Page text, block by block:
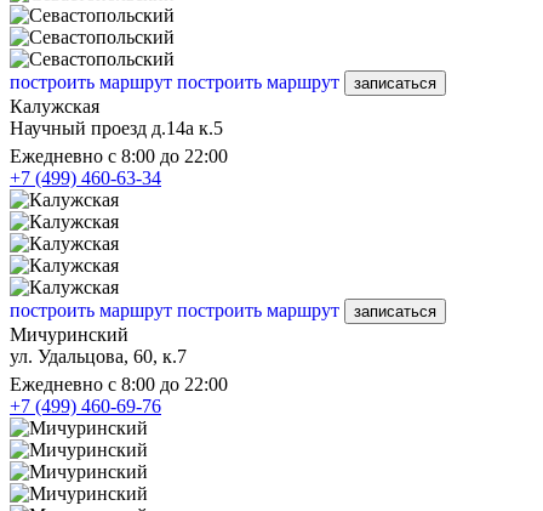
построить маршрут построить маршрут записаться
Калужская
Научный проезд д.14а к.5
Ежедневно с 8:00 до 22:00
+7 (499) 460-63-34
построить маршрут построить маршрут записаться
Мичуринский
ул. Удальцова, 60, к.7
Ежедневно с 8:00 до 22:00
+7 (499) 460-69-76